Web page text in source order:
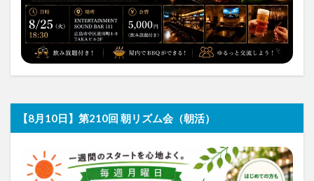
【8月10日】第210回 朝リズム会（朝活）